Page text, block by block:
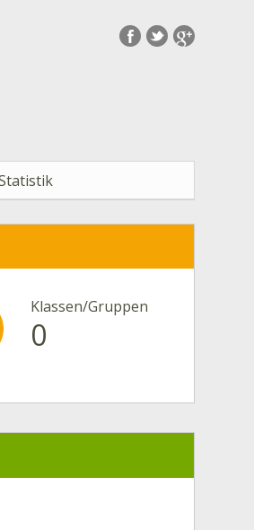
Klassen/Gruppen
0